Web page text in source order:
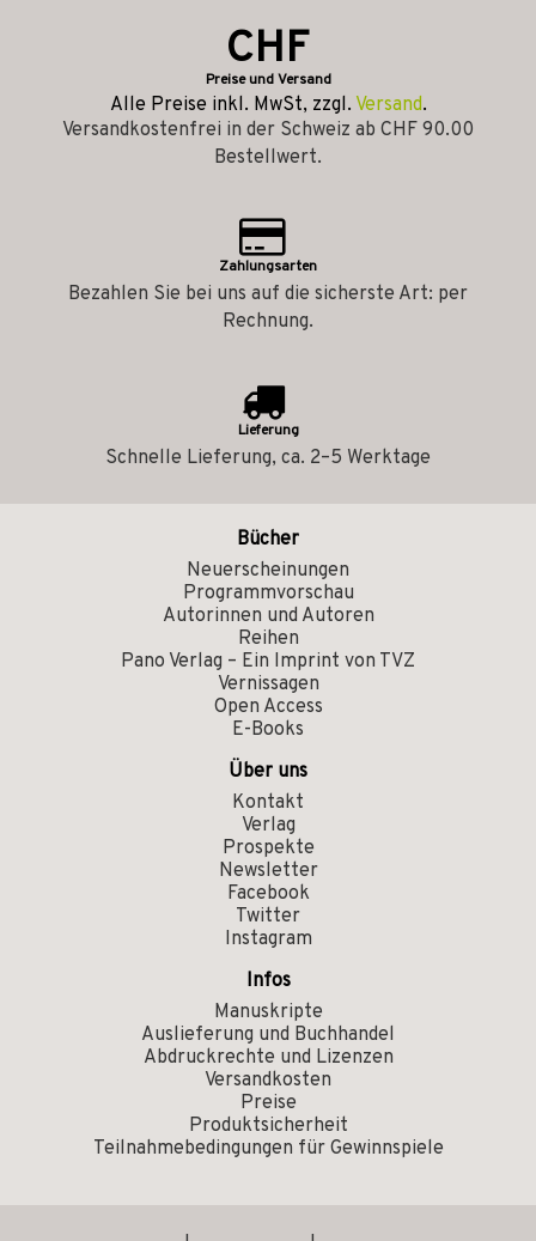
CHF
Preise und Versand
Alle Preise inkl. MwSt, zzgl. Versand.
Versandkostenfrei in der Schweiz ab CHF 90.00
Bestellwert.
Zahlungsarten
Bezahlen Sie bei uns auf die sicherste Art: per
Rechnung.
Lieferung
Schnelle Lieferung, ca. 2–5 Werktage
Bücher
Neuerscheinungen
Programmvorschau
Autorinnen und Autoren
Reihen
Pano Verlag – Ein Imprint von TVZ
Vernissagen
Open Access
E-Books
Über uns
Kontakt
Verlag
Prospekte
Newsletter
Facebook
Twitter
Instagram
Infos
Manuskripte
Auslieferung und Buchhandel
Abdruckrechte und Lizenzen
Versandkosten
Preise
Produktsicherheit
Teilnahmebedingungen für Gewinnspiele